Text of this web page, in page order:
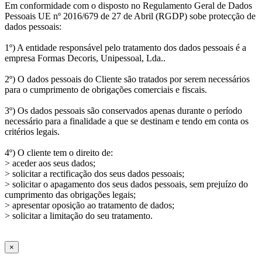
Em conformidade com o disposto no Regulamento Geral de Dados
Pessoais UE nº 2016/679 de 27 de Abril (RGDP) sobe protecção de
dados pessoais:
1º) A entidade responsável pelo tratamento dos dados pessoais é a
empresa Formas Decoris, Unipessoal, Lda..
2º) O dados pessoais do Cliente são tratados por serem necessários
para o cumprimento de obrigações comerciais e fiscais.
3º) Os dados pessoais são conservados apenas durante o período
necessário para a finalidade a que se destinam e tendo em conta os
critérios legais.
4º) O cliente tem o direito de:
> aceder aos seus dados;
> solicitar a rectificação dos seus dados pessoais;
> solicitar o apagamento dos seus dados pessoais, sem prejuízo do
cumprimento das obrigações legais;
> apresentar oposição ao tratamento de dados;
> solicitar a limitação do seu tratamento.
×